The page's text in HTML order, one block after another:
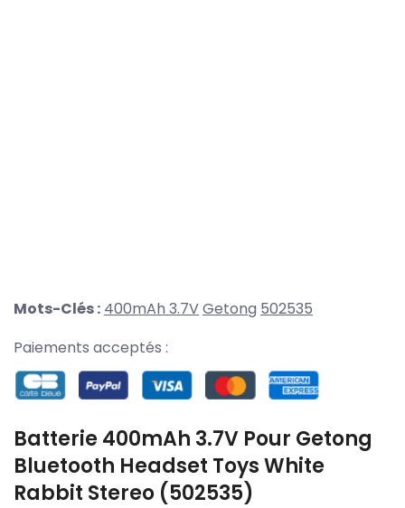
Mots-Clés : 400mAh 3.7VGetong 502535
Paiements acceptés :
Batterie 400mAh 3.7V Pour Getong
Bluetooth Headset Toys White
Rabbit Stereo (502535)